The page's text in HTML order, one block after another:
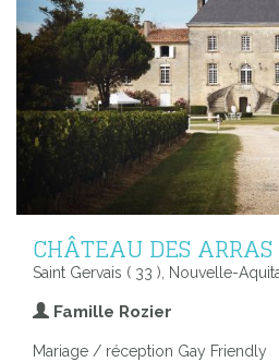
CHÂTEAU DES ARRAS
Saint Gervais ( 33 ), Nouvelle-
Famille Rozier
Mariage / réception Gay Friendly